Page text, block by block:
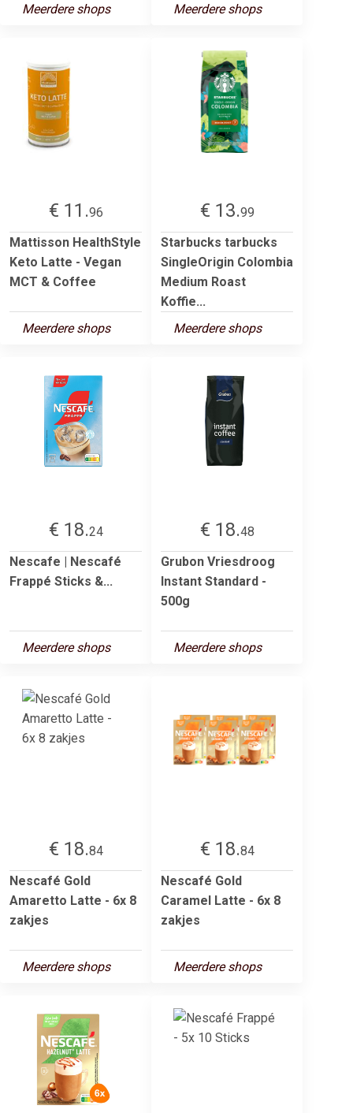
Meerdere shops Meerdere shops
€ 11.96
Mattisson HealthStyle
Keto Latte - Vegan
MCT & Coffee
Meerdere shops
€ 13.99
Starbucks tarbucks
SingleOrigin Colombia
Medium Roast
Koffie...
Meerdere shops
€ 18.24
Nescafe | Nescafé
Frappé Sticks &...
Meerdere shops
€ 18.48
Grubon Vriesdroog
Instant Standard -
500g
Meerdere shops
€ 18.84
Nescafé Gold
Amaretto Latte - 6x 8
zakjes
Meerdere shops
€ 18.84
Nescafé Gold
Caramel Latte - 6x 8
zakjes
Meerdere shops